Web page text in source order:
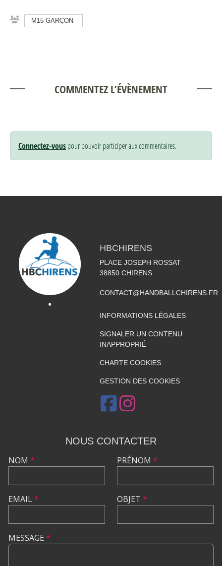
M15 GARÇON
COMMENTEZ L’ÉVÈNEMENT
Connectez-vouspour pouvoir participer aux commentaires.
HBCHIRENS
PLACE JOSEPH ROSSAT
38850 CHIRENS
CONTACT@HANDBALLCHIRENS.FR
INFORMATIONS LÉGALES
SIGNALER UN CONTENU
INAPPROPRIÉ
CHARTE COOKIES
GESTION DES COOKIES
NOUS CONTACTER
NOM *
EMAIL*
PRÉNOM *
OBJET *
MESSAGE *